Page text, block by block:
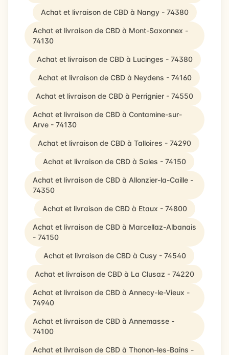
Achat et livraison de CBD à Nangy - 74380
Achat et livraison de CBD à Mont-Saxonnex -
74130
Achat et livraison de CBD à Lucinges - 74380
Achat et livraison de CBD à Neydens - 74160
Achat et livraison de CBD à Perrignier - 74550
Achat et livraison de CBD à Contamine-sur-
Arve - 74130
Achat et livraison de CBD à Talloires - 74290
Achat et livraison de CBD à Sales - 74150
Achat et livraison de CBD à Allonzier-la-Caille -
74350
Achat et livraison de CBD à Etaux - 74800
Achat et livraison de CBD à Marcellaz-Albanais
- 74150
Achat et livraison de CBD à Cusy - 74540
Achat et livraison de CBD à La Clusaz - 74220
Achat et livraison de CBD à Annecy-le-Vieux -
74940
Achat et livraison de CBD à Annemasse -
74100
Achat et livraison de CBD à Thonon-les-Bains -